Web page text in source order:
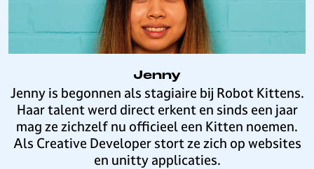
e
r
m
e
u
l
e
n
Jenny
J
e
n
n
y
Jenny is begonnen als stagiaire bij Robot Kittens.
Haar talent werd direct erkent en sinds een jaar
mag ze zichzelf nu officieel een Kitten noemen.
Als Creative Developer stort ze zich op websites
en unitty applicaties.